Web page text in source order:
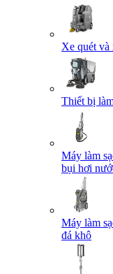
Xe quét và
Thiết bị
Máy làm
bụi hơi
Máy làm
đá khô